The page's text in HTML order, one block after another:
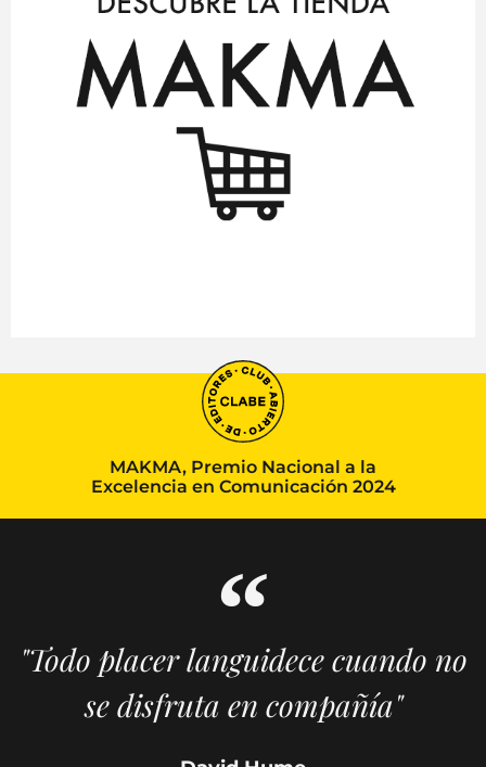
MAKMA, Premio Nacional a la
Excelencia en Comunicación 2024
"Todo placer languidece cuando no
se disfruta en compañía"